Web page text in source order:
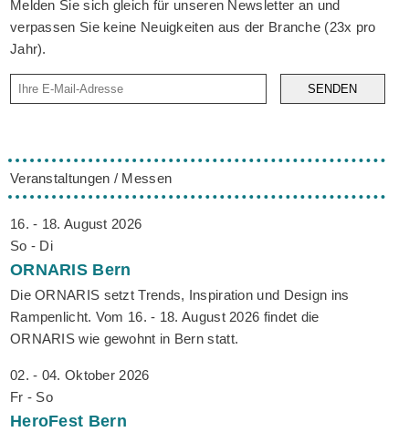
Melden Sie sich gleich für unseren Newsletter an und
verpassen Sie keine Neuigkeiten aus der Branche (23x pro
Jahr).
SENDEN
Veranstaltungen / Messen
16. - 18. August 2026
So - Di
ORNARIS Bern
Die ORNARIS setzt Trends, Inspiration und Design ins
Rampenlicht. Vom 16. - 18. August 2026 findet die
ORNARIS wie gewohnt in Bern statt.
02. - 04. Oktober 2026
Fr - So
HeroFest Bern